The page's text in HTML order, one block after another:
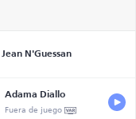
Jean N'Guessan
Adama Diallo
Fuera de juego